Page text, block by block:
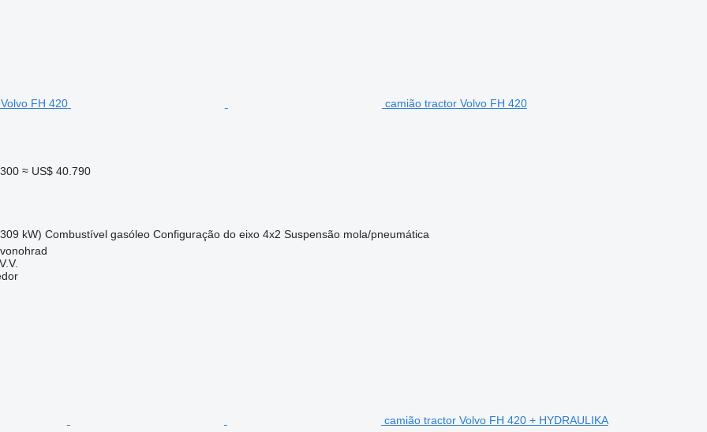
camião tractor Volvo FH 420
≈ US$ 40.790
kW) Combustível gasóleo Configuração do eixo 4x2 Suspensão mola/pneumática
camião tractor Volvo FH 420 + HYDRAULIKA